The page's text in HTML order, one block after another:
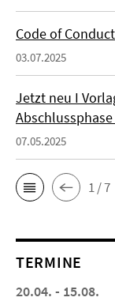
Code of
03.07.2025
Jetzt neu I
Abschlussphase
07.05.2025
1 / 7
TERMINE
20.04. - 15.08.